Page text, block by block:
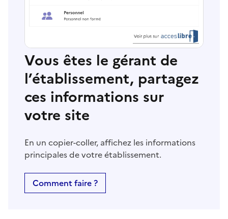
Vous êtes le gérant de
l’établissement, partagez
ces informations sur
votre site
En un copier-coller, affichez les informations
principales de votre établissement.
Comment faire ?